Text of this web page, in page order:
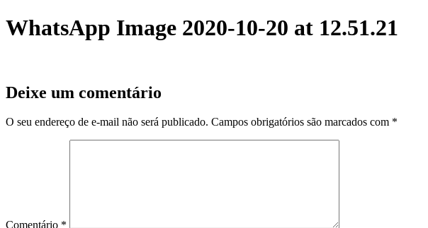
WhatsApp Image 2020-10-20 at 12.51.21
Deixe um comentário
O seu endereço de e-mail não será publicado. Campos obrigatórios são marcados com *
Comentário *